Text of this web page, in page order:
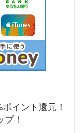
イント還元！
！